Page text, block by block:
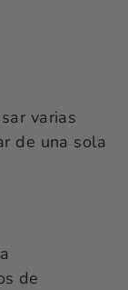
varias
de una sola
de